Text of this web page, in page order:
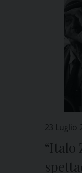
23 Luglio
“Italo